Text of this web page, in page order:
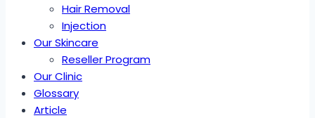
Hair Removal
Injection
Our Skincare
Reseller Program
Our Clinic
Glossary
Article